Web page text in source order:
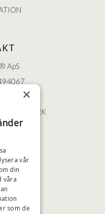
ApS
202
• DANMARK
12 60
×
vår
din
våra
som de